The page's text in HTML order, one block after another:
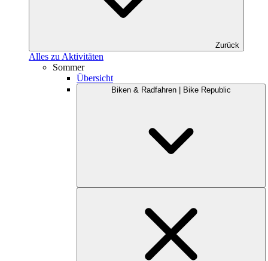
Zurück
Alles zu Aktivitäten
Sommer
Übersicht
Biken & Radfahren | Bike Republic